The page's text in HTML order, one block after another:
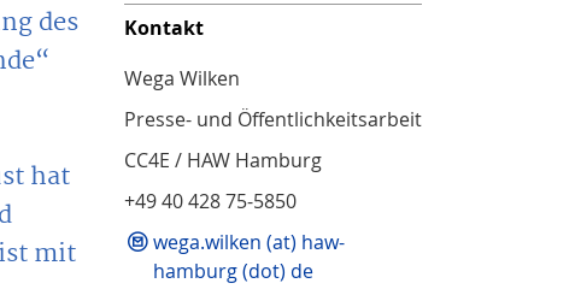
des
hat
mit
Kontakt
Wega Wilken
Presse- und Öffentlichkeitsarbeit
CC4E / HAW Hamburg
+49 40 428 75-5850
wega.wilken (at) haw-
hamburg (dot) de